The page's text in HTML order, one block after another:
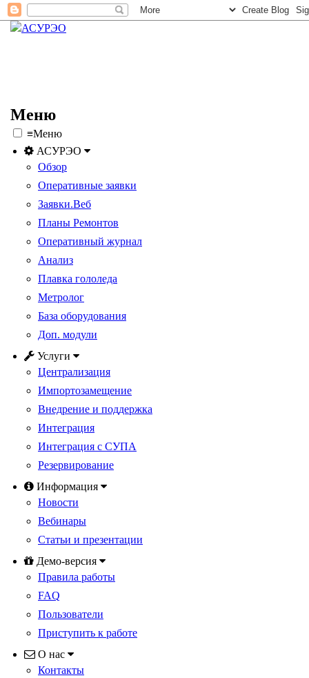
Меню
≡Меню
АСУРЭО
Обзор
Оперативные заявки
Заявки.Веб
Планы Ремонтов
Оперативный журнал
Анализ
Плавка гололеда
Метролог
База оборудования
Доп. модули
Услуги
Централизация
Импортозамещение
Внедрение и поддержка
Интеграция
Интеграция с СУПА
Резервирование
Информация
Новости
Вебинары
Статьи и презентации
Демо-версия
Правила работы
FAQ
Пользователи
Приступить к работе
О нас
Контакты